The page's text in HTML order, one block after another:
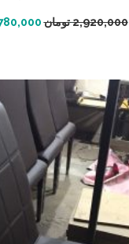
2,920,000تومان
افزودن به سبد خرید